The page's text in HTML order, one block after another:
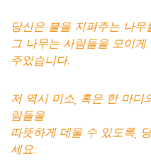
당신은 불을 지펴주는 나무
그 나무는 사람들을 모이
주었습니다.
저 역시 미소, 혹은 한 마디
람들을
따뜻하게 데울 수 있도록,
세요.